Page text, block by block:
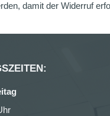
damit der Widerruf